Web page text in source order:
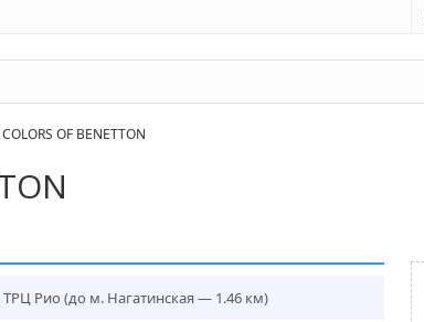
OF BENETTON
ТРЦ Рио (до м. Нагатинская — 1.46 км)